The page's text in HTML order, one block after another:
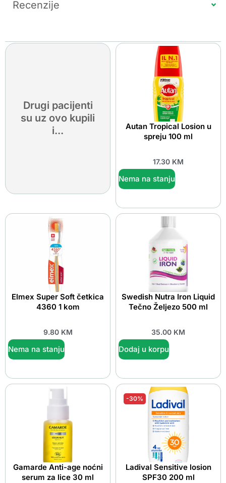
Recenzije
Drugi pacijenti
su uz ovo kupili
i...
Autan Tropical Losion u
spreju 100 ml
17.30 KM
Nema na stanju
Elmex Super Soft četkica
4360 1 kom
9.80 KM
Nema na stanju
Swedish Nutra Iron Liquid
Tečno Željezo 500 ml
35.00 KM
Dodaj u korpu
Gamarde Anti-age noćni
serum za lice 30 ml
-30%
Ladival Sensitive losion
SPF30 200 ml